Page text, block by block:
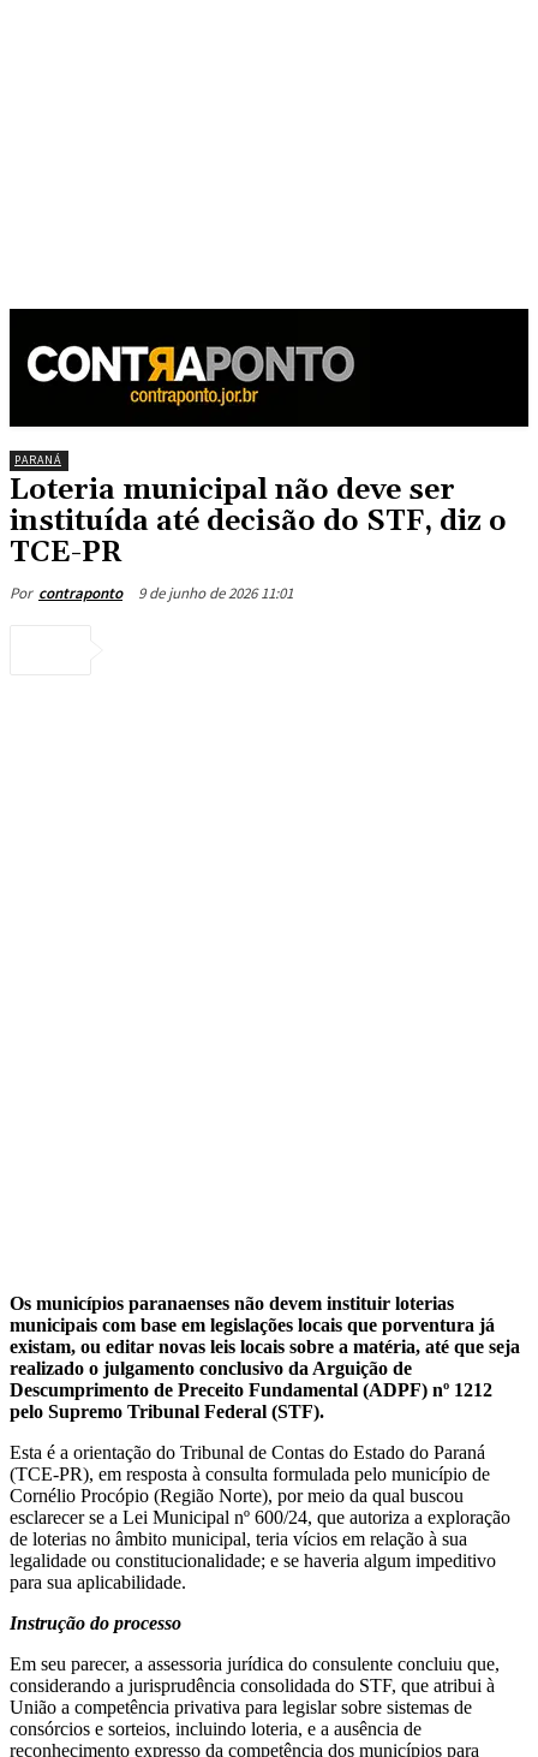
PARANÁ
Loteria municipal não deve ser
instituída até decisão do STF, diz o
TCE-PR
Por contraponto 9 de junho de 2026 11:01
Os municípios paranaenses não devem instituir loterias
municipais com base em legislações locais que porventura já
existam, ou editar novas leis locais sobre a matéria, até que seja
realizado o julgamento conclusivo da Arguição de
Descumprimento de Preceito Fundamental (ADPF) nº 1212
pelo Supremo Tribunal Federal (STF).
Esta é a orientação do Tribunal de Contas do Estado do Paraná
(TCE-PR), em resposta à consulta formulada pelo município de
Cornélio Procópio (Região Norte), por meio da qual buscou
esclarecer se a Lei Municipal nº 600/24, que autoriza a exploração
de loterias no âmbito municipal, teria vícios em relação à sua
legalidade ou constitucionalidade; e se haveria algum impeditivo
para sua aplicabilidade.
Instrução do processo
Em seu parecer, a assessoria jurídica do consulente concluiu que,
considerando a jurisprudência consolidada do STF, que atribui à
União a competência privativa para legislar sobre sistemas de
consórcios e sorteios, incluindo loteria, e a ausência de
reconhecimento expresso da competência dos municípios para